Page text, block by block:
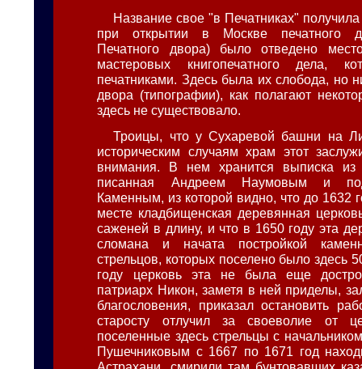
Название свое "в Печатниках" получила
при открытии в Москве печатного
Печатного двора) было отведено
мастеровых книгопечатного дела,
печатниками. Здесь была их слобода, но
двора (типографии), как полагают
здесь не существовало.
Троицы, что у Сухаревой башни на
историческим случаям храм этот
внимания. В нем хранится выписка из
писанная Андреем Наумовым и
Каменным, из которой видно, что до 1632
месте кладбищенская деревянная
саженей в длину, и что в 1650 году эта
сломана и начата постройкой
стрельцов, которых поселено было здесь
году церковь эта не была еще
патриарх Никон, заметя в ней приделы,
благословения, приказал остановить
старосту отлучил за своеволие от
поселенные здесь стрельцы с
Пушечниковым с 1667 по 1671 год